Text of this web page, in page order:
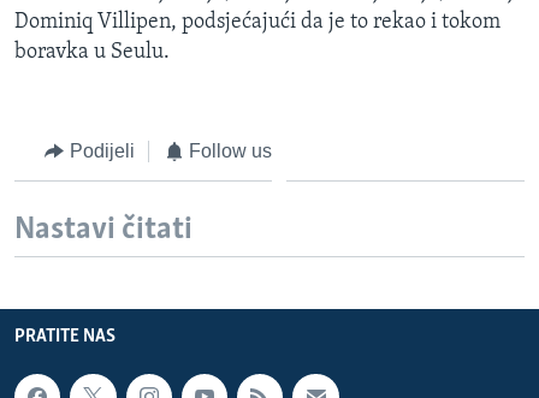
Dominiq Villipen, podsjećajući da je to rekao i tokom
boravka u Seulu.
Podijeli Follow us
Nastavi čitati
PRATITE NAS